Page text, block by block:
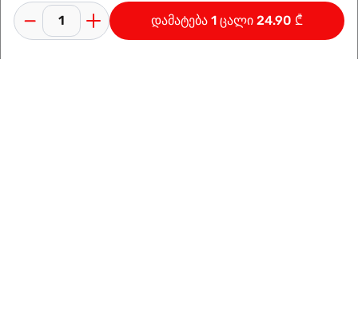
დამატება 1 ცალი 24.90 ₾